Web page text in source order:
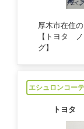
厚木市在住
【トヨタ
グ】
エシュロンコー
トヨタ